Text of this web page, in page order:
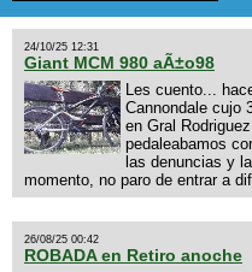
24/10/25 12:31
Giant MCM 980 aÃ±o98
Les cuento...
Cannondale cujo
en Gral
pedaleabamos
las denuncias y
momento, no paro de entrar a
26/08/25 00:42
ROBADA en Retiro anoche